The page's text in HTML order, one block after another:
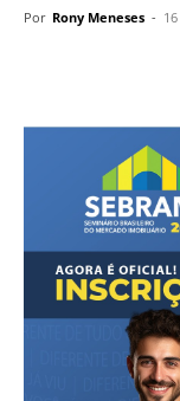
Por Rony Meneses -